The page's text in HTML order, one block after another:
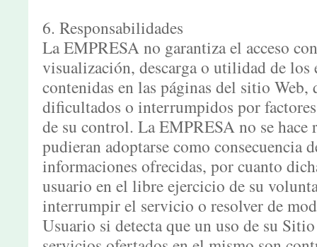
6. Responsabilidades
La EMPRESA no garantiza el acceso
visualización, descarga o utilidad de los
contenidas en las páginas del sitio Web,
dificultados o interrumpidos por
de su control. La EMPRESA no se hace
pudieran adoptarse como consecuencia
informaciones ofrecidas, por cuanto
usuario en el libre ejercicio de su
interrumpir el servicio o resolver de
Usuario si detecta que un uso de su